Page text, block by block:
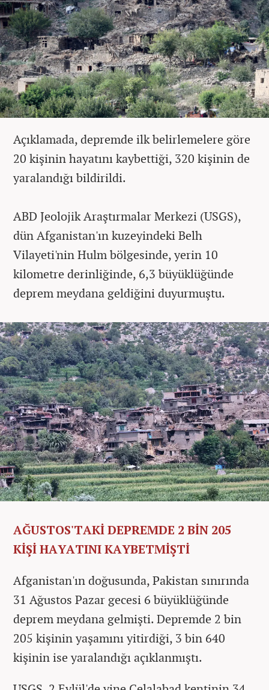
Açıklamada, depremde ilk belirlemelere göre
20 kişinin hayatını kaybettiği, 320 kişinin de
yaralandığı bildirildi.
ABD Jeolojik Araştırmalar Merkezi (USGS),
dün Afganistan'ın kuzeyindeki Belh
Vilayeti'nin Hulm bölgesinde, yerin 10
kilometre derinliğinde, 6,3 büyüklüğünde
deprem meydana geldiğini duyurmuştu.
AĞUSTOS'TAKİ DEPREMDE 2 BİN 205
KİŞİ HAYATINI KAYBETMİŞTİ
Afganistan'ın doğusunda, Pakistan sınırında
31 Ağustos Pazar gecesi 6 büyüklüğünde
deprem meydana gelmişti. Depremde 2 bin
205 kişinin yaşamını yitirdiği, 3 bin 640
kişinin ise yaralandığı açıklanmıştı.